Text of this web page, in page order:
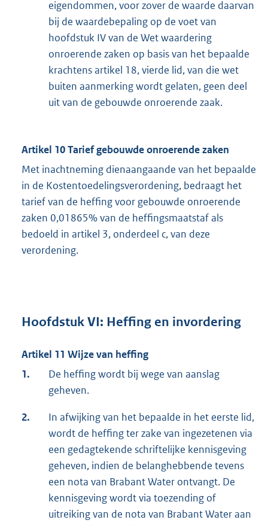
eigendommen, voor zover de waarde daarvan
bij de waardebepaling op de voet van
hoofdstuk IV van de Wet waardering
onroerende zaken op basis van het bepaalde
krachtens artikel 18, vierde lid, van die wet
buiten aanmerking wordt gelaten, geen deel
uit van de gebouwde onroerende zaak.
Artikel 10 Tarief gebouwde onroerende zaken
Met inachtneming dienaangaande van het bepaalde
in de Kostentoedelingsverordening, bedraagt het
tarief van de heffing voor gebouwde onroerende
zaken 0,01865% van de heffingsmaatstaf als
bedoeld in artikel 3, onderdeel c, van deze
verordening.
Hoofdstuk VI: Heffing en invordering
Artikel 11 Wijze van heffing
1.
De heffing wordt bij wege van aanslag
geheven.
2.
In afwijking van het bepaalde in het eerste lid,
wordt de heffing ter zake van ingezetenen via
een gedagtekende schriftelijke kennisgeving
geheven, indien de belanghebbende tevens
een nota van Brabant Water ontvangt. De
kennisgeving wordt via toezending of
uitreiking van de nota van Brabant Water aan